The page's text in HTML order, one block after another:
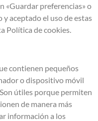
«Guardar preferencias» o
aceptado el uso de estas
Política de cookies.
contienen pequeños
o dispositivo móvil
útiles porque permiten
de manera más
información a los